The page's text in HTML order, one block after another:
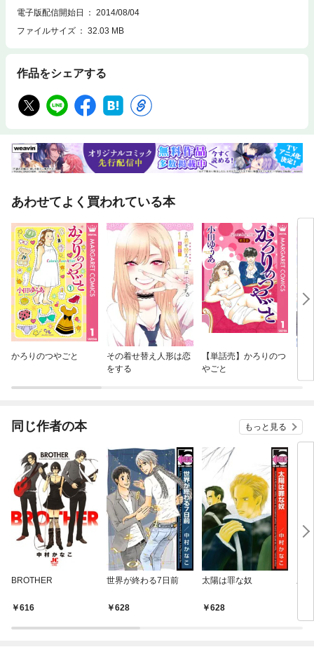
電子版配信開始日
2014/08/04
ファイルサイズ
32.03 MB
作品をシェアする
あわせてよく買われている本
かろりのつやごと
その着せ替え人形は恋
をする
【単話売】かろりのつ
やごと
ラ
同じ作者の本 もっと見る
BROTHER
616
世界が終わる7日前
628
太陽は罪な奴
628
劇